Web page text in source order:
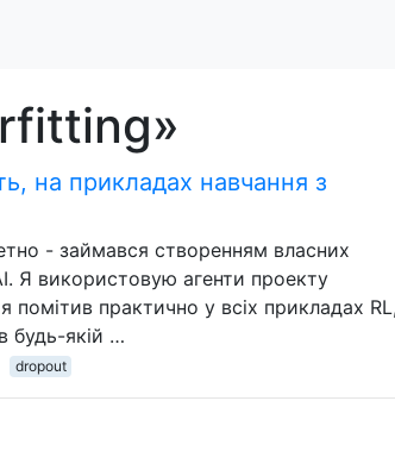
на прикладах навчання з
- займався створенням власних
Я використовую агенти проекту
практично у всіх прикладах
будь-якій …
dropout